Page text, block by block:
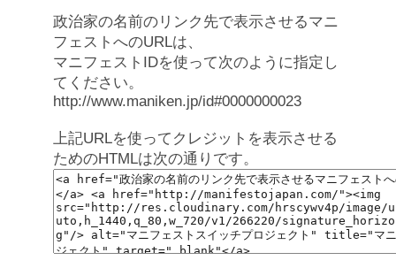
政治家の名前のリンク先で表示させるマニ
フェストへのURLは、
マニフェストIDを使って次のように指定し
てください。
http://www.maniken.jp/id#0000000023
上記URLを使ってクレジットを表示させる
ためのHTMLは次の通りです。